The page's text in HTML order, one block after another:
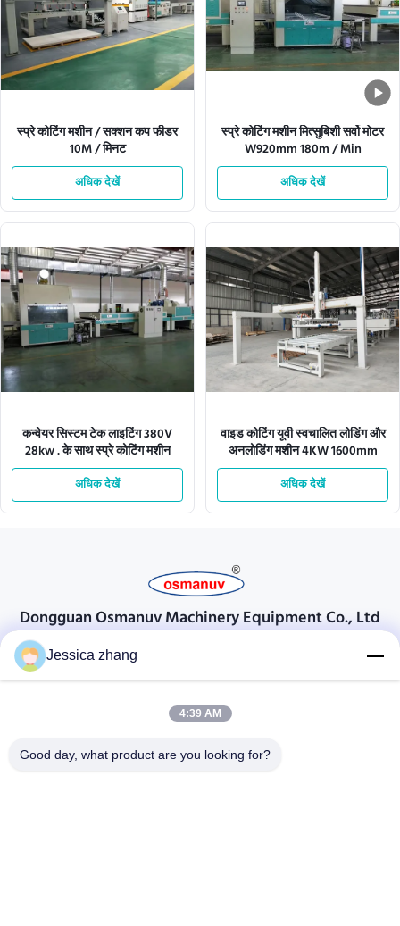
स्प्रे कोटिंग मशीन / सक्शन कप फीडर
10M / मिनट
अधिक देखें
स्प्रे कोटिंग मशीन मित्सुबिशी सर्वो मोटर
W920mm 180m / Min
अधिक देखें
कन्वेयर सिस्टम टेक लाइटिंग 380V
28kw . के साथ स्प्रे कोटिंग मशीन
अधिक देखें
वाइड कोटिंग यूवी स्वचालित लोडिंग और
अनलोडिंग मशीन 4KW 1600mm
अधिक देखें
Dongguan Osmanuv Machinery Equipment Co., Ltd
Dongguan Osmanuv मशीनरी उपकरण कं, लिमिटेड
28 दूसरा औद्योगिक, लियू चोंग वी, वानजियांग, डोंगगुआन, ग्वांगडोंग, चीन
86-769 -88125248
Jessica zhang
4:39 AM
Good day, what product are you looking for?